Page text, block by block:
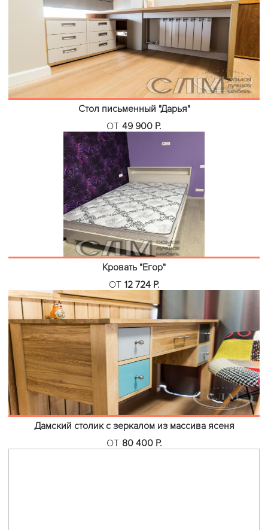
Стол письменный "Дарья"
ОТ 49 900 Р.
Кровать "Егор"
ОТ 12 724 Р.
Дамский столик с зеркалом из массива ясеня
ОТ 80 400 Р.